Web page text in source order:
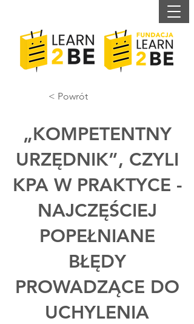
< Powrót
„KOMPETENTNY
URZĘDNIK”, CZYLI
KPA W PRAKTYCE -
NAJCZĘŚCIEJ
POPEŁNIANE
BŁĘDY
PROWADZĄCE DO
UCHYLENIA